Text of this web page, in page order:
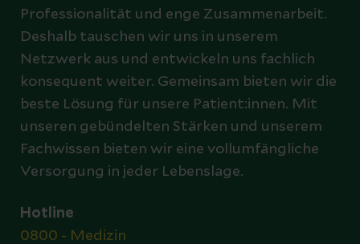
Professionalität und enge Zusammenarbeit.
Deshalb tauschen wir uns in unserem
Netzwerk aus und entwickeln uns fachlich
konsequent weiter. Gemeinsam bieten wir die
beste Lösung für unsere Patient:innen. Mit
unseren gebündelten Stärken und unserem
Fachwissen bieten wir eine vollumfängliche
Versorgung in jeder Lebenslage.
Hotline
0800 - Medizin